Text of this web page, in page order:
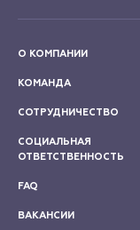
О КОМПАНИИ
КОМАНДА
СОТРУДНИЧЕСТВО
СОЦИАЛЬНАЯ
ОТВЕТСТВЕННОСТЬ
FAQ
ВАКАНСИИ